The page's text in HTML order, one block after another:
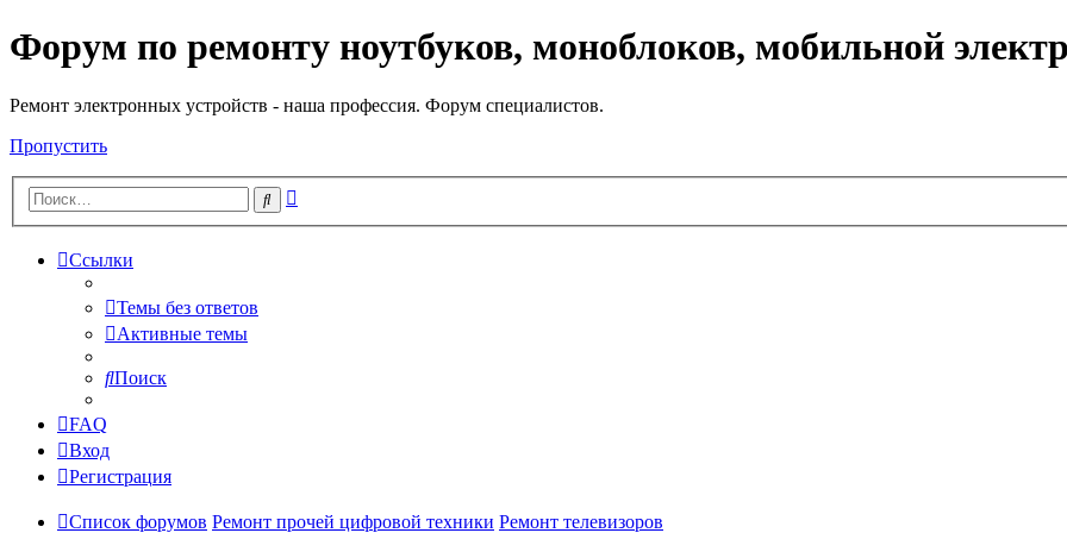
Регистрация
Форум по ремонту ноутбуков, моноблоков, мобильной
Ремонт электронных устройств - наша профессия. Форум специалистов.
Пропустить
Поиск
Ссылки
Темы без ответов
Активные темы
Поиск
FAQ
Вход
Регистрация
Список форумов Ремонт прочей цифровой техники Ремонт телевизоров